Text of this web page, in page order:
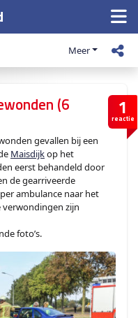
Meer
1
reactie
(6
gevallen bij een
Maisdijkop het
eerst behandeld door
de gearriveerde
ambulance naar het
verwondingen zijn
foto’s.